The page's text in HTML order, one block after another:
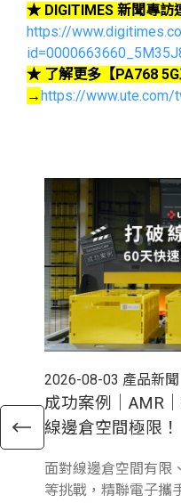
★ DIGITIMES 新聞專訪
https://
★ 了解更多【PA768
→https://
2026-08-03 產品新聞
成功案例｜AMR
線邊倉空間極限！
面對線邊倉空間有限
等挑戰，精聯電子攜